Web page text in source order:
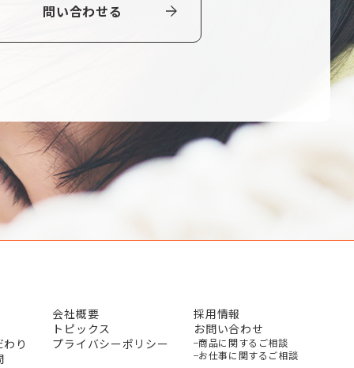
問い合わせる
り
会社概要
トピックス
プライバシーポリシー
採用情報
お問い合わせ
商品に関するご相談
お仕事に関するご相談